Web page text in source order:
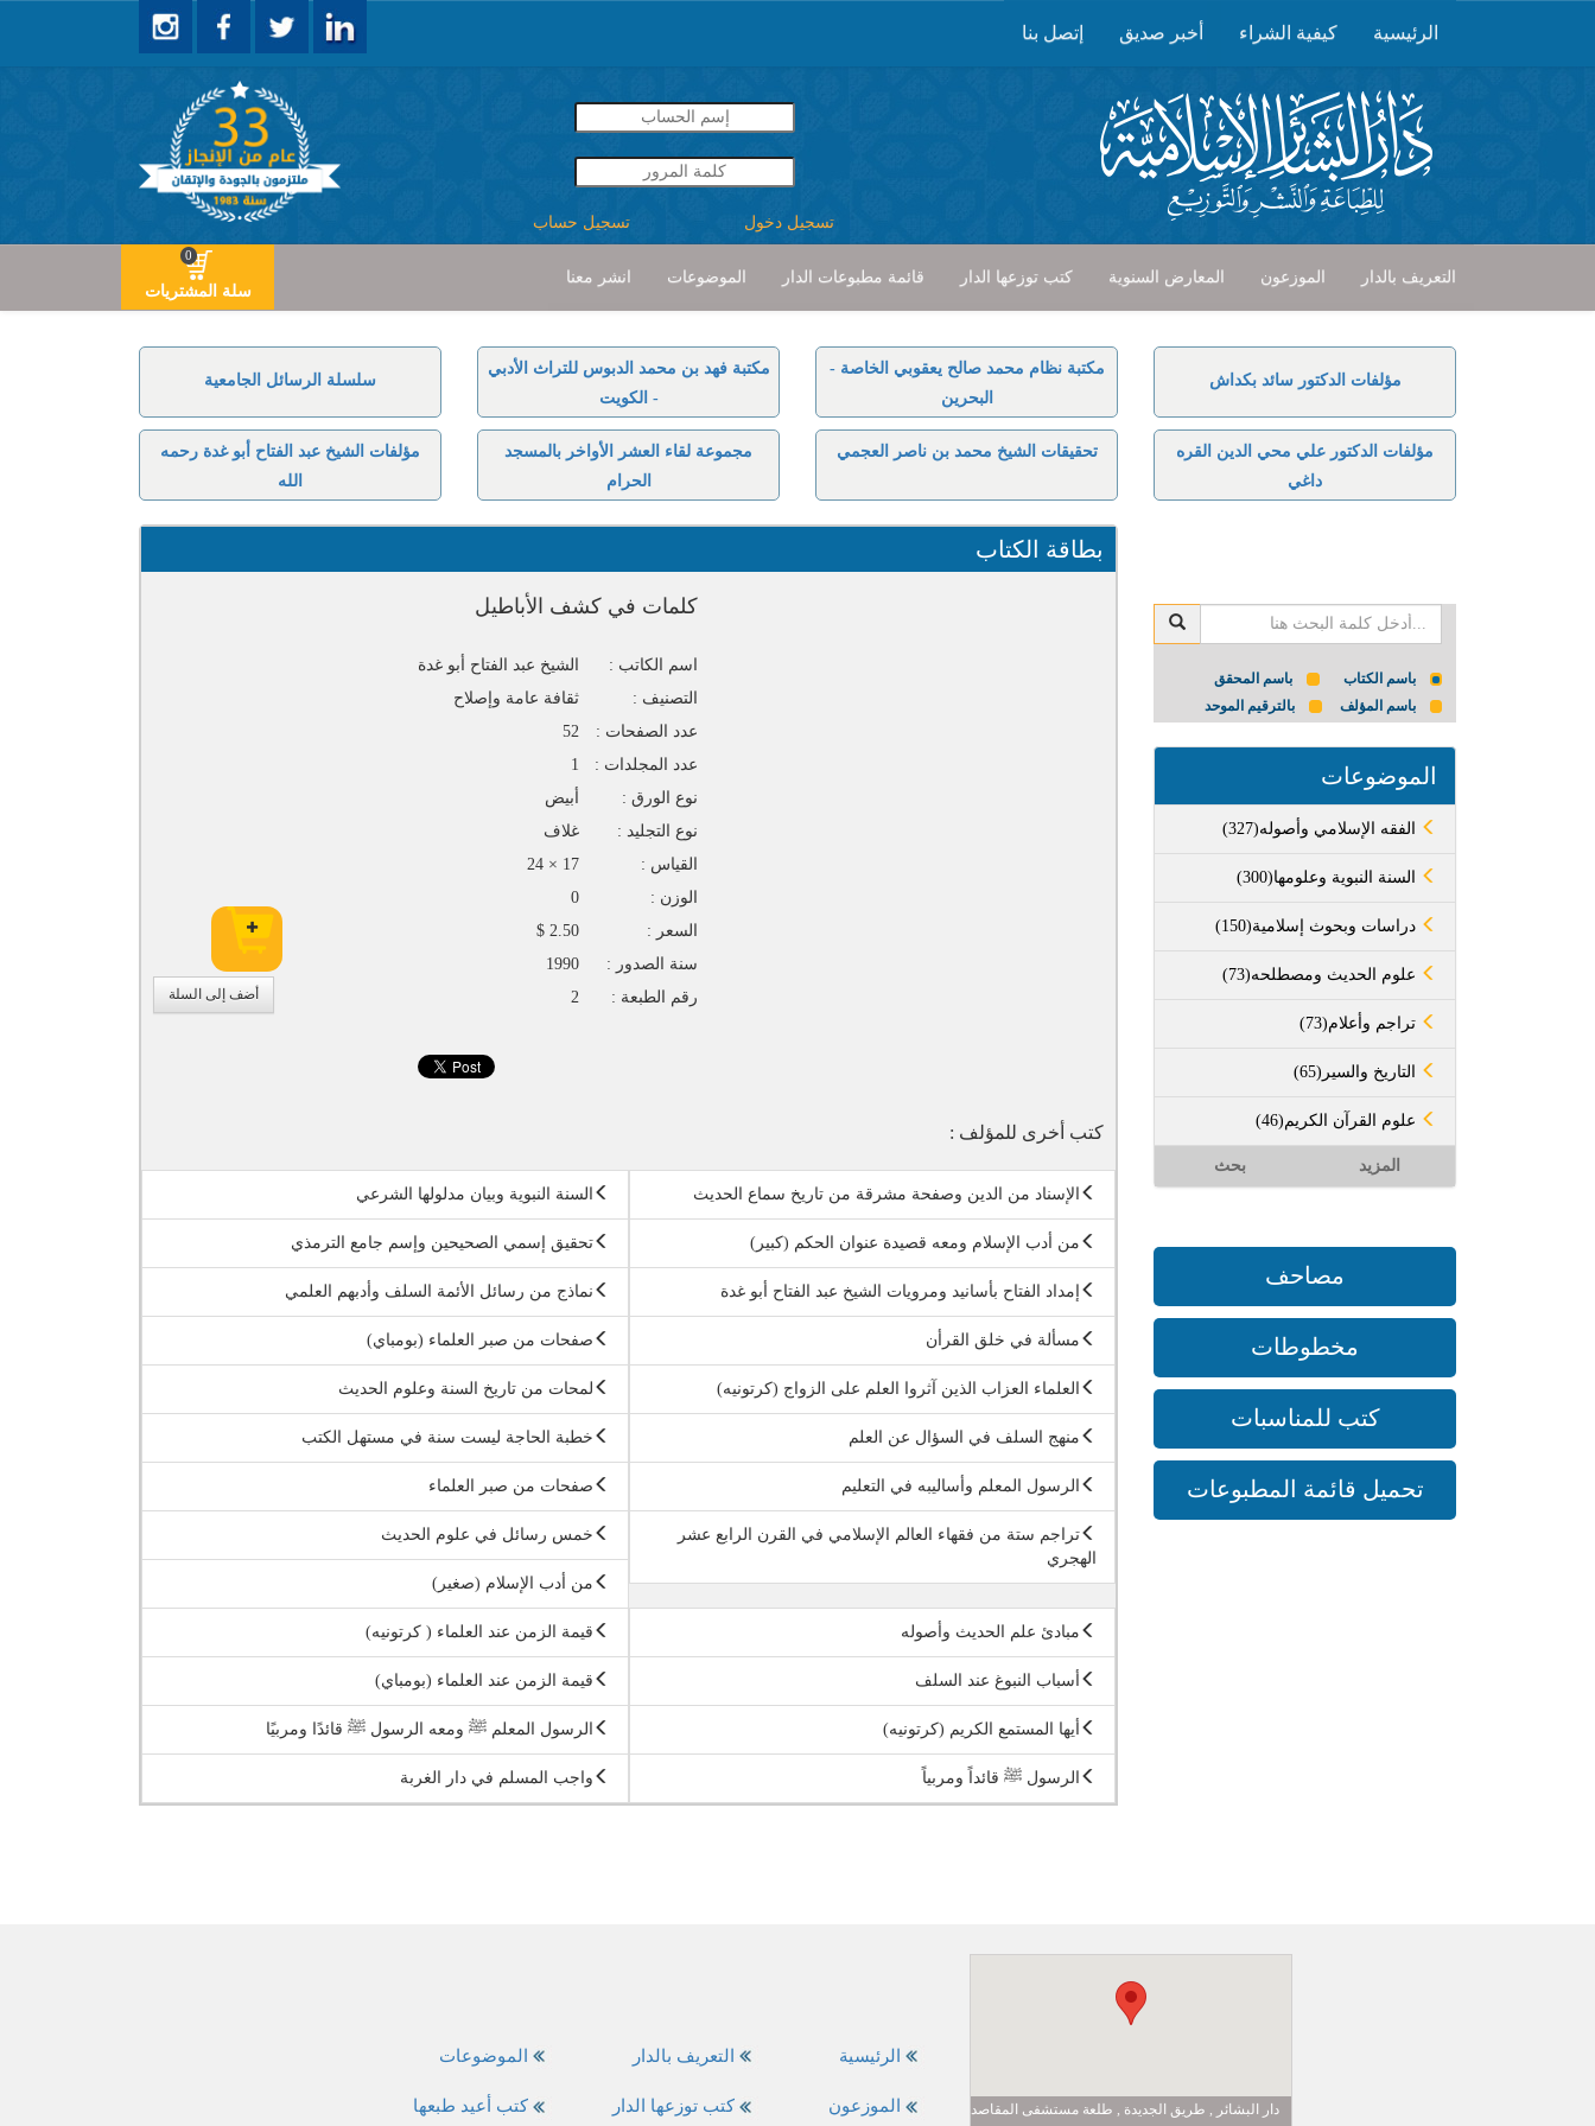
الرئيسية كيفية الشراء أخبر صديق إتصل بنا
تسجيل دخول تسجيل حساب
التعريف بالدار الموزعون المعارض السنوية كتب توزعها الدار قائمة مطبوعات الدار الموضوعات
انشر معنا
سلة المشتريات
0
سلسلة الرسائل الجامعية
مكتبة فهد بن محمد الدبوس للتراث الأدبي
- الكويت
مكتبة نظام محمد صالح يعقوبي الخاصة -
البحرين
مؤلفات الدكتور سائد بكداش
مؤلفات الشيخ عبد الفتاح أبو غدة رحمه
الله
مجموعة لقاء العشر الأواخر بالمسجد
الحرام
تحقيقات الشيخ محمد بن ناصر العجمي
مؤلفات الدكتور علي محي الدين القره
داغي
بطاقة الكتاب
أضف إلى السلة
كلمات في كشف الأباطيل
اسم الكاتب :
الشيخ عبد الفتاح أبو غدة
التصنيف :
ثقافة عامة وإصلاح
عدد الصفحات :
52
عدد المجلدات :
1
نوع الورق :
أبيض
نوع التجليد :
غلاف
القياس :
17 × 24
الوزن :
0
السعر :
2.50 $
سنة الصدور :
1990
رقم الطبعة :
2
كتب أخرى للمؤلف :
الإسناد من الدين وصفحة مشرقة من تاريخ سماع الحديث السنة النبوية وبيان مدلولها الشرعي
من أدب الإسلام ومعه قصيدة عنوان الحكم (كبير) تحقيق إسمي الصحيحين وإسم جامع الترمذي
إمداد الفتاح بأسانيد ومرويات الشيخ عبد الفتاح أبو غدة نماذج من رسائل الأئمة السلف وأدبهم العلمي
مسألة في خلق القرأن صفحات من صبر العلماء (بومباي)
العلماء العزاب الذين آثروا العلم على الزواج (كرتونيه) لمحات من تاريخ السنة وعلوم الحديث
منهج السلف في السؤال عن العلم خطبة الحاجة ليست سنة في مستهل الكتب
الرسول المعلم وأساليبه في التعليم صفحات من صبر العلماء
تراجم ستة من فقهاء العالم الإسلامي في القرن الرابع عشر
الهجري
خمس رسائل في علوم الحديث
من أدب الإسلام (صغير)
مبادئ علم الحديث وأصوله قيمة الزمن عند العلماء ( كرتونيه)
أسباب النبوغ عند السلف قيمة الزمن عند العلماء (بومباي)
أيها المستمع الكريم (كرتونيه) الرسول المعلم ﷺ ومعه الرسول ﷺ قائدًا ومربيًا
الرسول ﷺ قائداً ومربياً واجب المسلم في دار الغربة
باسم الكتاب
باسم المحقق
باسم المؤلف
بالترقيم الموحد
الموضوعات
بحث المزيد
مصاحف
مخطوطات
كتب للمناسبات
تحميل قائمة المطبوعات
الموضوعات
كتب أعيد طبعها
التعريف بالدار
كتب توزعها الدار
الرئيسية
الموزعون دار البشائر , طريق الجديدة , طلعة مستشفى المقاصد